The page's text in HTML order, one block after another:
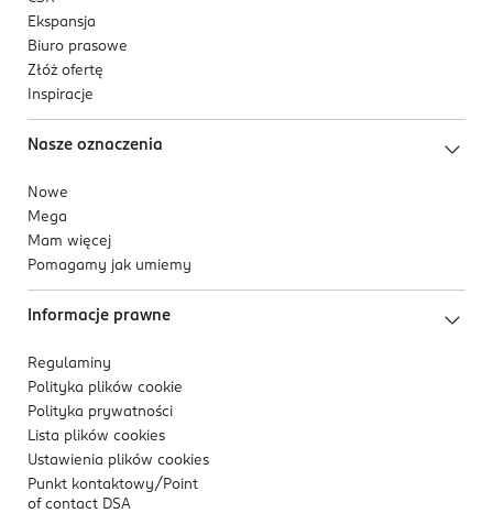
Ekspansja
Biuro prasowe
Złóż ofertę
Inspiracje
Nasze oznaczenia
Nowe
Mega
Mam więcej
Pomagamy jak umiemy
Informacje prawne
Regulaminy
Polityka plików cookie
Polityka prywatności
Lista plików cookies
Ustawienia plików cookies
Punkt kontaktowy/ Point
of contact DSA